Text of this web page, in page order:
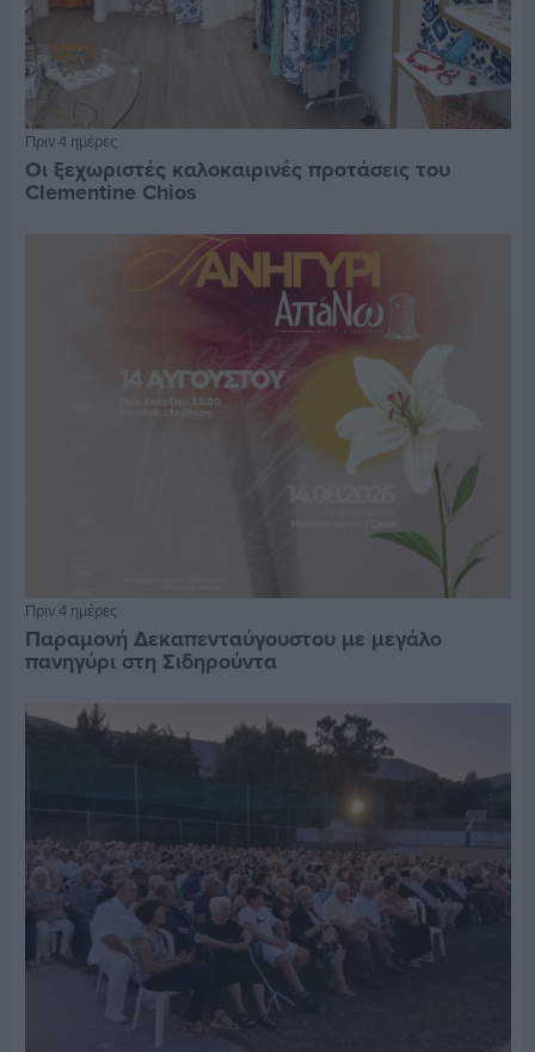
Πριν 4 ημέρες
Οι ξεχωριστές καλοκαιρινές προτάσεις του
Clementine Chios
Πριν 4 ημέρες
Παραμονή Δεκαπενταύγουστου με μεγάλο
πανηγύρι στη Σιδηρούντα